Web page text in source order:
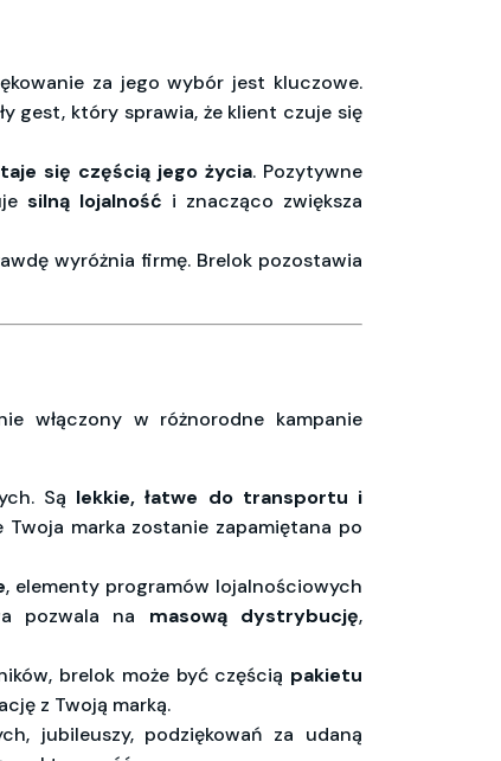
za jego wybór jest kluczowe.
gest, który sprawia, że klient czuje się
się częścią jego życia. Pozytywne
silną lojalność i znacząco zwiększa
wyróżnia firmę. Brelok pozostawia
włączony w różnorodne kampanie
Są lekkie, łatwe do transportu i
marka zostanie zapamiętana po
, elementy programów lojalnościowych
pozwala na masową dystrybucję,
brelok może być częścią pakietu
z Twoją marką.
jubileuszy, podziękowań za udaną